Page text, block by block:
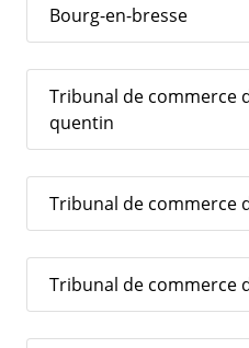
Bourg-en-bresse
Tribunal de commerce
quentin
Tribunal de commerce
Tribunal de commerce